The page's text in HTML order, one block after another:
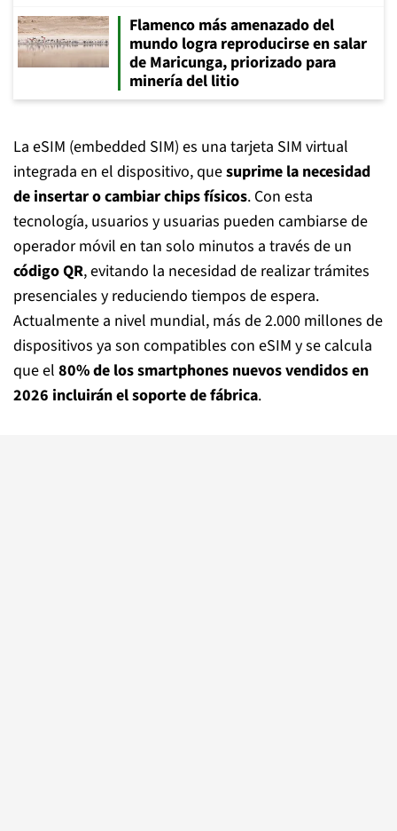
Flamenco más amenazado del
mundo logra reproducirse en salar
de Maricunga, priorizado para
minería del litio
La eSIM (embedded SIM) es una tarjeta SIM virtual
integrada en el dispositivo, quesuprime la necesidad
de insertar o cambiar chips físicos. Con esta
tecnología, usuarios y usuarias pueden cambiarse de
operador móvil en tan solo minutos a través de un
código QR, evitando la necesidad de realizar trámites
presenciales y reduciendo tiempos de espera.
Actualmente a nivel mundial, más de 2.000 millones de
dispositivos ya son compatibles con eSIM y se calcula
queel 80% de los smartphones nuevos vendidos en
2026 incluirán el soporte de fábrica.